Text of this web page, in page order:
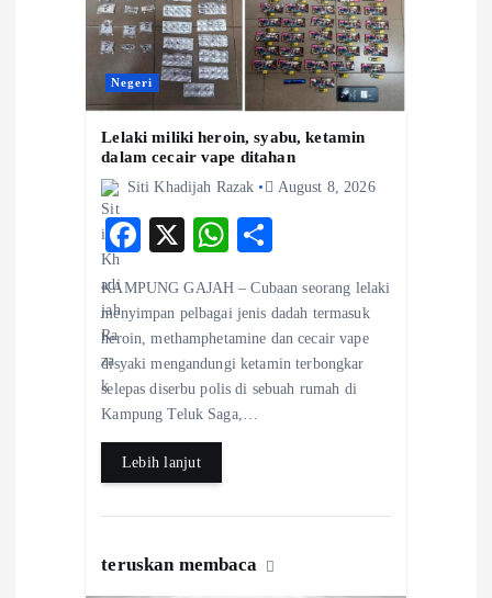
Negeri
Lelaki miliki heroin, syabu, ketamin
dalam cecair vape ditahan
Siti Khadijah Razak August 8, 2026
F
eb
o
o
k
X
W
ts
A
p
p
re
KAMPUNG GAJAH – Cubaan seorang lelaki
menyimpan pelbagai jenis dadah termasuk
heroin, methamphetamine dan cecair vape
disyaki mengandungi ketamin terbongkar
selepas diserbu polis di sebuah rumah di
Kampung Teluk Saga,…
Lebih lanjut
teruskan membaca